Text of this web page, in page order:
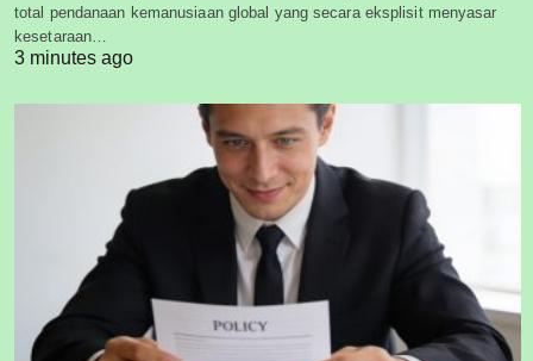
total pendanaan kemanusiaan global yang secara eksplisit menyasar
kesetaraan…
3 minutes ago